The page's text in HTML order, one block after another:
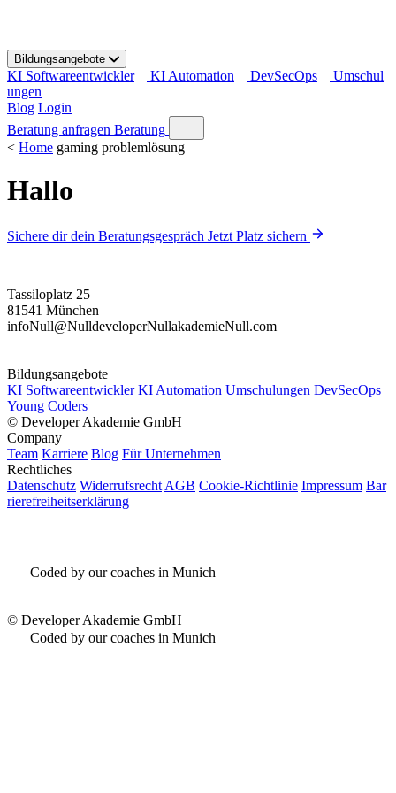
t
o
c
o
n
t
Bildungsangebote
KI Softwareentwickler KI Automation DevSecOps
Umschul
ungen
Blog Login
Beratung anfragen Beratung
< Home gaming problemlösung
Hallo
Sichere dir dein Beratungsgespräch Jetzt Platz sichern
Tassiloplatz 25
81541 München
infoNull@NulldeveloperNullakademieNull.com
Bildungsangebote
KI Softwareentwickler KI Automation Umschulungen DevSecOps
Young Coders
© Developer Akademie GmbH
Company
Team Karriere Blog Für Unternehmen
Rechtliches
Datenschutz Widerrufsrecht AGB Cookie-Richtlinie Impressum Bar
rierefreiheitserklärung
Coded by our coaches in Munich
© Developer Akademie GmbH
Coded by our coaches in Munich